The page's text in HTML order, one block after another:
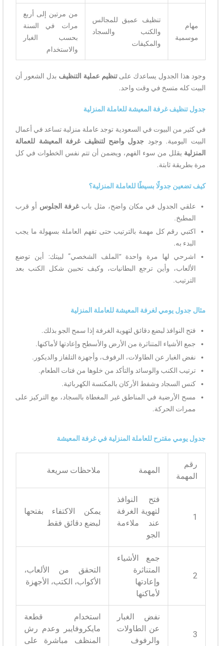
مهام
موسمية
تنظيف عميق للمجالس
والكنب والسجاد
والمكيفات
من مرتين إلى أربع
مرات في السنة
بحسب الغبار
والاستخدام
وجود هذا الجدول يساعدك علىتنظيم عملية التنظيف بدل الشعور أن
البيت كله متسخ في وقت واحد.
جدول تنظيف غرفة المعيشة للعاملة المنزلية
في كثير من البيوت في السعودية توجد عاملة منزلية تساعد في أعمال
البيت اليومية. وجود جدول واضح لتنظيف غرفة المعيشة للعمالة
المنزلية يقلل من سوء الفهم، ويضمن أن تتم نفس الخطوات في كل
مرة بطريقة ثابتة.
كيف تضعين جدولًا بسيطًا للعاملة المنزلية؟
علقي الجدول في مكان واضح، مثل بابغرفة الجلوس أو قرب
المطبخ.
اكتبي رقم كل مهمة بالترتيب حتى تفهم العاملة بسهولة ما يجب
البدء به.
اشرحي لها مرة واحدة “الملف الشخصي” لبيتك: أين توضع
الألعاب، وأين ترجع البطانيات، وكيف تحبين شكل الكنب بعد
الترتيب.
مثال جدول يومي لغرفة المعيشة للعاملة المنزلية
فتح النوافذ لبضع دقائق لتهوية الغرفة إذا سمح الجو بذلك.
جمع الأشياء المتناثرة من الأرض والأسطح وإعادتها لأماكنها.
نفض الغبار عن الطاولات، الرفوف، وأجهزة التلفاز والديكور.
ترتيب الكنب والوسائد والتأكد من خلوها من فتات الطعام.
كنس السجاد وشفط الأركان بالمكنسة الكهربائية.
مسح الأرضية في المناطق غير المغطاة بالسجاد، مع التركيز على
ممرات الحركة.
جدول يومي مقترح للعاملة المنزلية في غرفة المعيشة
رقم
المهمة
المهمة ملاحظات سريعة
1
فتح النوافذ
لتهوية الغرفة
عند ملاءمة
الجو
يمكن الاكتفاء بفتحها
لبضع دقائق فقط
2
جمع الأشياء
المتناثرة
وإعادتها
لأماكنها
التحقق من الألعاب،
الأكواب، الكتب، الأجهزة
3
نفض الغبار
عن الطاولات
والرفوف
استخدام قطعة
مايكروفايبر وعدم رش
المنظف مباشرة على